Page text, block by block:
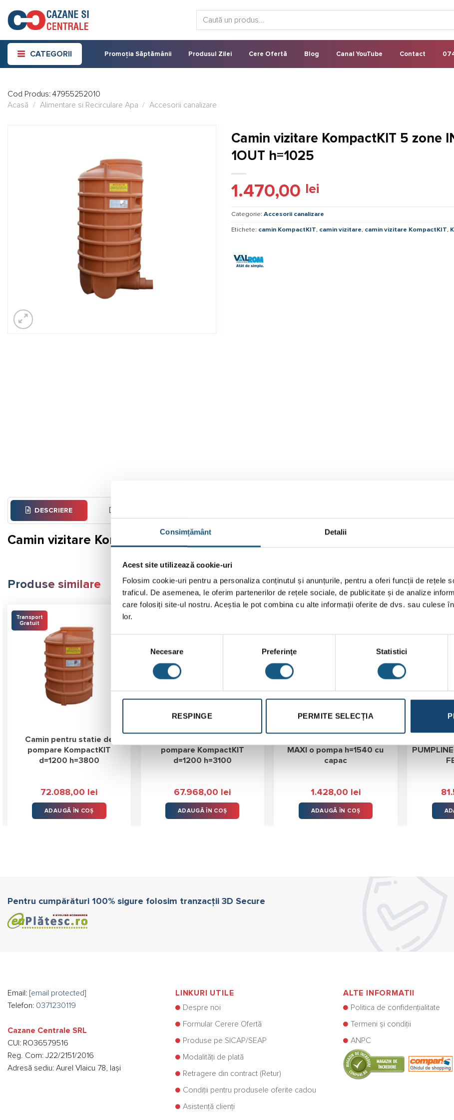
Consimțământ Detalii
Acest site utilizează cookie-uri
Folosim cookie-uri pentru a personaliza conținutul și anunțurile, pentru a oferi funcții de rețele
traficul. De asemenea, le oferim partenerilor de rețele sociale, de publicitate și de analize
care folosiți site-ul nostru. Aceștia le pot combina cu alte informații oferite de dvs. sau culese
lor.
consimțământului
Necesare Preferinţe Statistici
RESPINGE PERMITE SELECȚIA
content
CATEGORII Promoția Săptămânii Produsul Zilei Cere Ofertă Blog Canal YouTube Contact
Cod Produs: 47955252010
Acasă
/ Alimentare si Recirculare Apa / Accesorii canalizare
Camin vizitare KompactKIT 5 zone
1OUT h=1025
1.470,00 lei
Categorie: Accesorii canalizare
Etichete: camin KompactKIT, camin vizitare, camin vizitare KompactKIT,
DESCRIERE
Camin vizitare KompactKIT 5 zone IN 250/200/160 1OUT 200/160 h=1025
Produse similare
Transport
Gratuit
Camin pentru statie de
pompare KompactKIT
d=1200 h=3800
72.088,00 lei
ADAUGĂ ÎN COȘ
pompare KompactKIT
d=1200 h=3100
67.968,00 lei
ADAUGĂ ÎN COȘ
MAXI o pompa h=1540 cu
capac
1.428,00 lei
ADAUGĂ ÎN COȘ
Pentru cumpărături 100% sigure folosim tranzacții 3D Secure
Email: [email protected]
Telefon: 0371230119
Cazane Centrale SRL
CUI: RO36579516
Reg. Com: J22/2151/2016
Adresă sediu: Aurel Vlaicu 78, Iași
LINKURI UTILE
Despre noi
Formular Cerere Ofertă
Produse pe SICAP/SEAP
Modalități de plată
Retragere din contract (Retur)
Condiții pentru produsele oferite cadou
Asistență clienți
ALTE INFORMATII
Politica de confidențialitate
Termeni și condiții
ANPC